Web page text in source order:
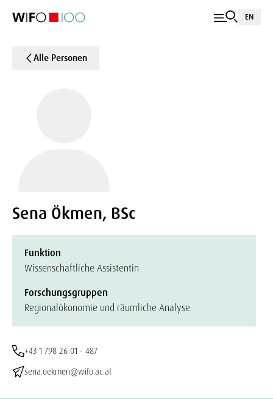
EN
Alle Personen
Sena Ökmen, BSc
Funktion
Wissenschaftliche Assistentin
Forschungsgruppen
Regionalökonomie und räumliche Analyse
+43 1 798 26 01 - 487
sena.oekmen@wifo.ac.at